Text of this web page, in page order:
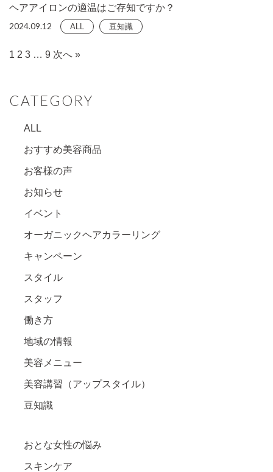
CATEGORY
ALL
おすすめ美容商品
お客様の声
お知らせ
イベント
オーガニックヘアカラーリング
キャンペーン
スタイル
スタッフ
働き方
地域の情報
美容メニュー
美容講習（アップスタイル）
豆知識
おとな女性の悩み
スキンケア
ヘアアイロンの適温はご存知ですか？
2024.09.12
ALL 豆知識
1 2 3 … 9 次へ »